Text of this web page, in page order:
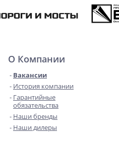
О Компании
Вакансии
История компании
Гарантийные
обязательства
Наши бренды
Наши дилеры